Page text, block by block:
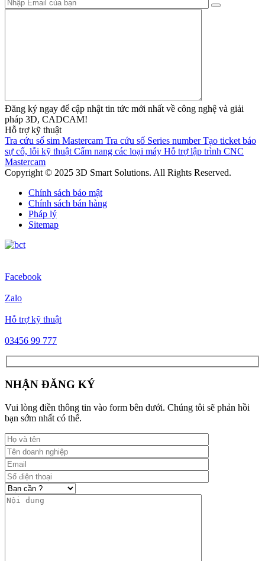
Đăng ký ngay để cập nhật tin tức mới nhất về công nghệ và giải
pháp 3D, CADCAM!
Hỗ trợ kỹ thuật
Tra cứu số sim Mastercam Tra cứu số Series number Tạo ticket báo
sự cố, lỗi kỹ thuật Cẩm nang các loại máy Hỗ trợ lập trình CNC
Mastercam
Copyright © 2025 3D Smart Solutions. All Rights Reserved.
Chính sách bảo mật
Chính sách bán hàng
Pháp lý
Sitemap
Facebook
Zalo
Hỗ trợ kỹ thuật
03456 99 777
NHẬN ĐĂNG KÝ
Vui lòng điền thông tin vào form bên dưới. Chúng tôi sẽ phản hồi
bạn sớm nhất có thể.